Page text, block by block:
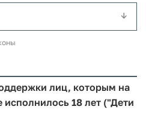
лиц, которым на
исполнилось 18 лет ("Дети